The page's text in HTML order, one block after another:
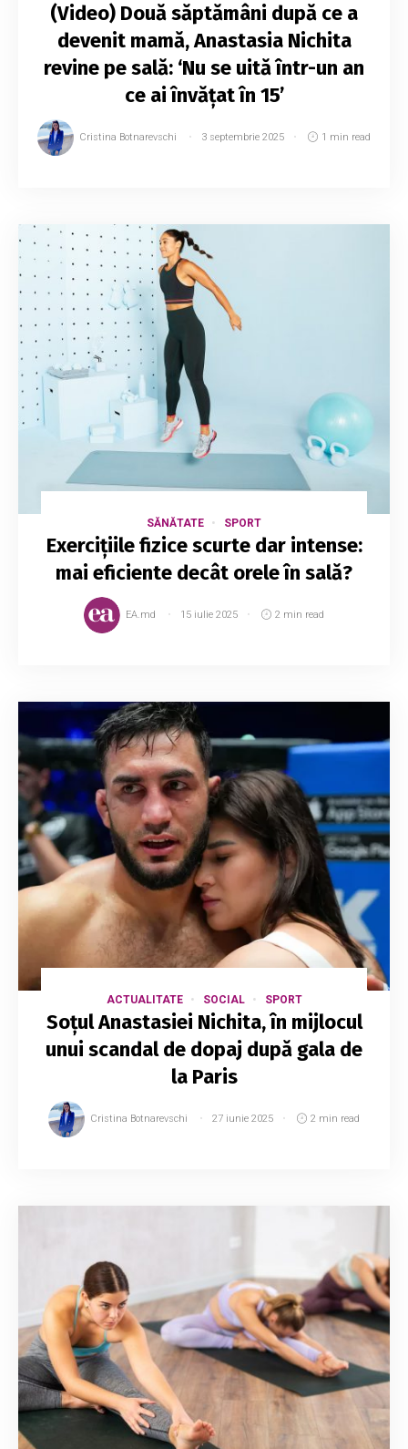
(Video) Două săptămâni după ce a
devenit mamă, Anastasia Nichita
revine pe sală: ‘Nu se uită într-un an
ce ai învățat în 15’
Cristina Botnarevschi 3 septembrie 2025 1 min read
SĂNĂTATE SPORT
Exercițiile fizice scurte dar intense:
mai eficiente decât orele în sală?
EA.md 15 iulie 2025 2 min read
ACTUALITATE SOCIAL SPORT
Soțul Anastasiei Nichita, în mijlocul
unui scandal de dopaj după gala de
la Paris
Cristina Botnarevschi 27 iunie 2025 2 min read